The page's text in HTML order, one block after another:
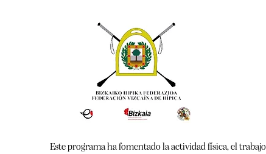
Este programa ha fomentado la actividad física, el